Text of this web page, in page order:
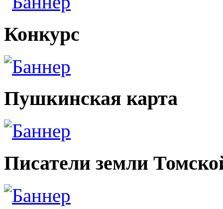
Конкурс
Пушкинская карта
Писатели земли